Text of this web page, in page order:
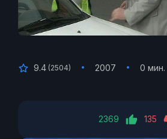
9.4 (2504) 2007 0 мин.
2369 135